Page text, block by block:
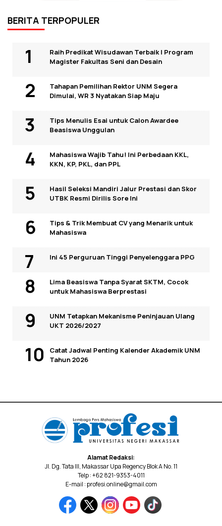
BERITA TERPOPULER
Raih Predikat Wisudawan Terbaik I Program
Magister Fakultas Seni dan Desain
Tahapan Pemilihan Rektor UNM Segera
Dimulai, WR 3 Nyatakan Siap Maju
Tips Menulis Esai untuk Calon Awardee
Beasiswa Unggulan
Mahasiswa Wajib Tahu! Ini Perbedaan KKL,
KKN, KP, PKL, dan PPL
Hasil Seleksi Mandiri Jalur Prestasi dan Skor
UTBK Resmi Dirilis Sore Ini
Tips & Trik Membuat CV yang Menarik untuk
Mahasiswa
Ini 45 Perguruan Tinggi Penyelenggara PPG
Lima Beasiswa Tanpa Syarat SKTM, Cocok
untuk Mahasiswa Berprestasi
UNM Tetapkan Mekanisme Peninjauan Ulang
UKT 2026/2027
Catat Jadwal Penting Kalender Akademik UNM
Tahun 2026
Alamat Redaksi:
Jl. Dg. Tata III, Makassar Upa Regency Blok A No. 11
Telp : +62 821-9353-4011
E-mail : profesi.online@gmail.com